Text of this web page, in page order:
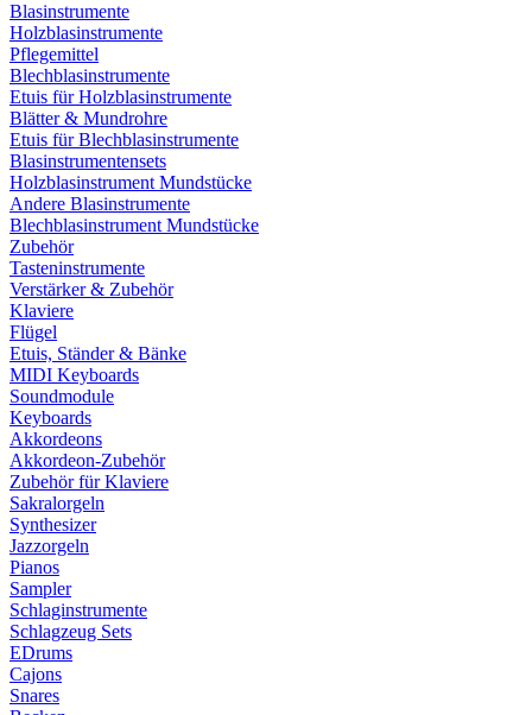
Blasinstrumente
Holzblasinstrumente
Pflegemittel
Blechblasinstrumente
Etuis für Holzblasinstrumente
Blätter & Mundrohre
Etuis für Blechblasinstrumente
Blasinstrumentensets
Holzblasinstrument Mundstücke
Andere Blasinstrumente
Blechblasinstrument Mundstücke
Zubehör
Tasteninstrumente
Verstärker & Zubehör
Klaviere
Flügel
Etuis, Ständer & Bänke
MIDI Keyboards
Soundmodule
Keyboards
Akkordeons
Akkordeon-Zubehör
Zubehör für Klaviere
Sakralorgeln
Synthesizer
Jazzorgeln
Pianos
Sampler
Schlaginstrumente
Schlagzeug Sets
EDrums
Cajons
Snares